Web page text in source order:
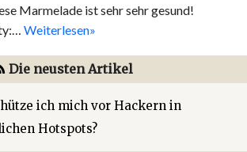
Marmelade ist sehr sehr gesund!
Weiterlesen»
Die neusten Artikel
ich mich vor Hackern in
Hotspots?